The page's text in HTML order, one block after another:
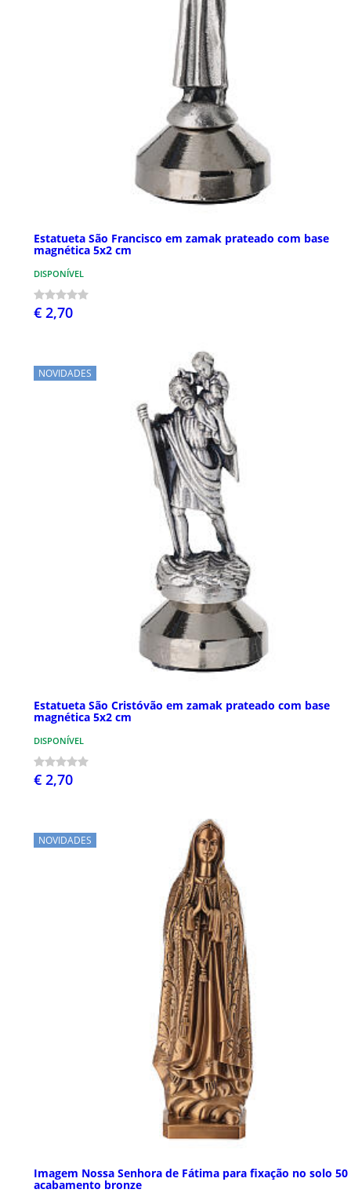
Estatueta São Francisco em zamak prateado com base
magnética 5x2 cm
DISPONÍVEL
€ 2,70
NOVIDADES
Estatueta São Cristóvão em zamak prateado com base
magnética 5x2 cm
DISPONÍVEL
€ 2,70
NOVIDADES
Imagem Nossa Senhora de Fátima para fixação no solo 50
acabamento bronze